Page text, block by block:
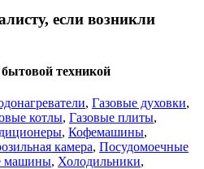
если возникли
техникой
, Газовые духовки,
котлы, Газовые плиты,
, Кофемашины,
камера, Посудомоечные
машины, Холодильники,